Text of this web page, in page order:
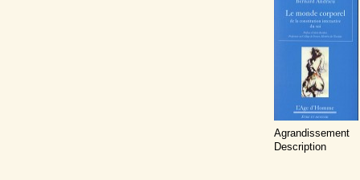
Agrandissement
Description